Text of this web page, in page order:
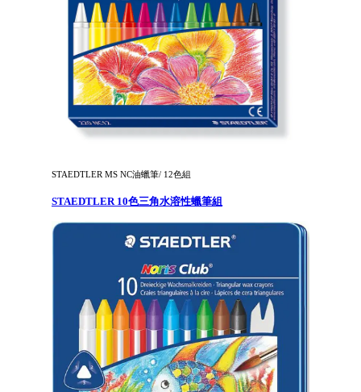
STAEDTLER MS NC油蠟筆/ 12色組
STAEDTLER 10色三角水溶性蠟筆組